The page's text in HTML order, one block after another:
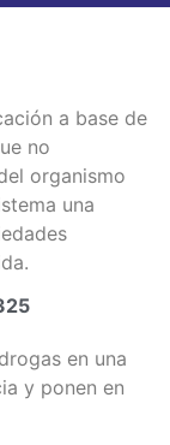
a base de
no
organismo
una
en una
y ponen en